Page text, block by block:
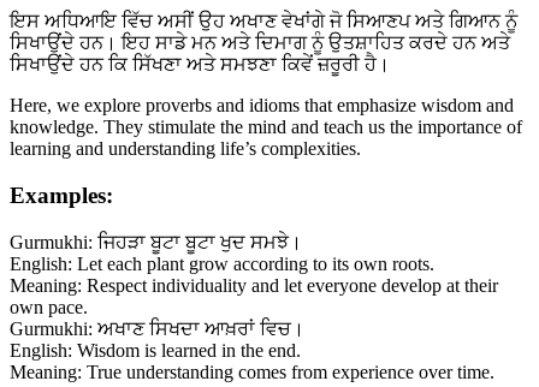
ਇਸ ਅਧਿਆਇ ਵਿੱਚ ਅਸੀਂ ਉਹ ਅਖਾਣ ਵੇਖਾਂਗੇ ਜੋ ਸਿਆਣਪ ਅਤੇ ਗਿਆਨ ਨੂੰ
ਸਿਖਾਉਂਦੇ ਹਨ। ਇਹ ਸਾਡੇ ਮਨ ਅਤੇ ਦਿਮਾਗ ਨੂੰ ਉਤਸ਼ਾਹਿਤ ਕਰਦੇ ਹਨ ਅਤੇ
ਸਿਖਾਉਂਦੇ ਹਨ ਕਿ ਸਿੱਖਣਾ ਅਤੇ ਸਮਝਣਾ ਕਿਵੇਂ ਜ਼ਰੂਰੀ ਹੈ।
Here, we explore proverbs and idioms that emphasize wisdom and
knowledge. They stimulate the mind and teach us the importance of
learning and understanding life’s complexities.
Examples:
Gurmukhi: ਜਿਹੜਾ ਬੂਟਾ ਬੂਟਾ ਖੁਦ ਸਮਝੇ।
English: Let each plant grow according to its own roots.
Meaning: Respect individuality and let everyone develop at their
own pace.
Gurmukhi: ਅਖਾਣ ਸਿਖਦਾ ਆਖ਼ਰਾਂ ਵਿਚ।
English: Wisdom is learned in the end.
Meaning: True understanding comes from experience over time.